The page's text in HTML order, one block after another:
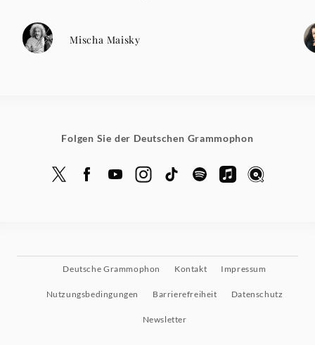
Mischa Maisky
Folgen Sie der Deutschen Grammophon
Deutsche Grammophon Kontakt Impressum
Nutzungsbedingungen Barrierefreiheit Datenschutz
Newsletter